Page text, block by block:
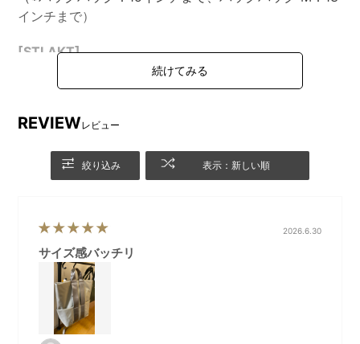
インチまで）
[STLAKT]
「仕事も遊びも自分らしく、心にゆとりある大人達へ」
大人がリラックスして使える、上質でベーシックなトラ
ベルライン「STLAKT(ストラクト)」。
REVIEWレビュー
絞り込み 表示：新しい順
2026.6.30
サイズ感バッチリ